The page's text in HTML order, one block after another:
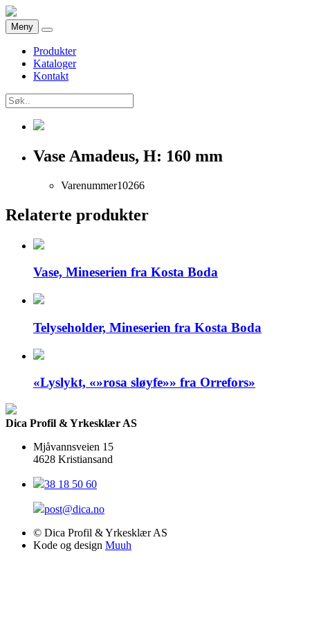
Meny
Produkter
Kataloger
Kontakt
Vase Amadeus, H: 160 mm
Varenummer10266
Relaterte produkter
Vase, Mineserien fra Kosta Boda
Telyseholder, Mineserien fra Kosta Boda
«Lyslykt, «»rosa sløyfe»» fra Orrefors»
Dica Profil & Yrkesklær AS
Mjåvannsveien 15
4628 Kristiansand
38 18 50 60
post@dica.no
© Dica Profil & Yrkesklær AS
Kode og design Muuh